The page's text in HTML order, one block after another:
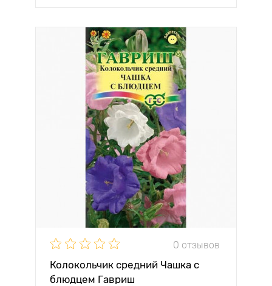
0 отзывов
Колокольчик средний Чашка с
блюдцем Гавриш